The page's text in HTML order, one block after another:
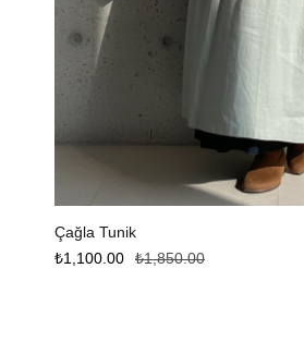
Çağla Tunik
₺1,850.00
₺1,100.00